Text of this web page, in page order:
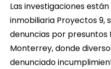
Las investigaciones
inmobiliaria Proyectos 9,
denuncias por presuntos
Monterrey, donde
denunciado